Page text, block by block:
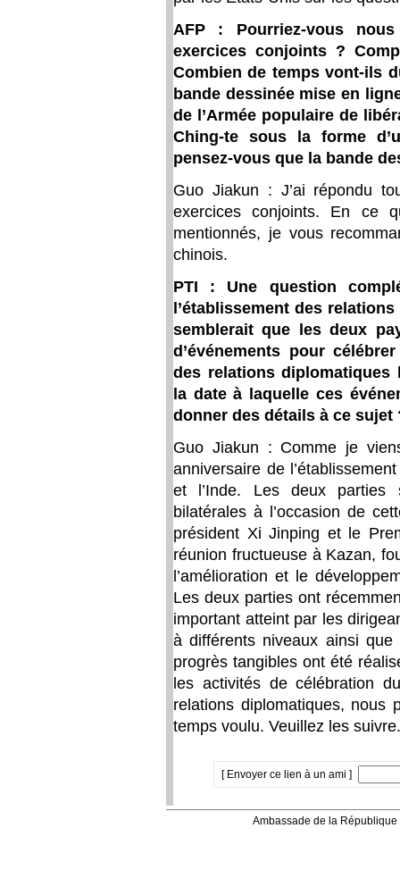
AFP : Pourriez-vous
exercices conjoints ?
Combien de temps vont-ils
bande dessinée mise en
de l’Armée populaire de
Ching-te sous la forme
pensez-vous que la bande
Guo Jiakun : J’ai répondu
exercices conjoints. En ce
mentionnés, je vous
chinois.
PTI : Une question
l’établissement des
semblerait que les deux
d’événements pour
des relations diplomatiques
la date à laquelle ces
donner des détails à ce sujet
Guo Jiakun : Comme je
anniversaire de
et l’Inde. Les deux parties
bilatérales à l’occasion de
président Xi Jinping et le
réunion fructueuse à Kazan,
l’amélioration et le
Les deux parties ont
important atteint par les
à différents niveaux ainsi
progrès tangibles ont été
les activités de célébration
relations diplomatiques, nous
temps voulu. Veuillez les suivre.
[ Envoyer ce lien à un ami ]
Ambassade de la